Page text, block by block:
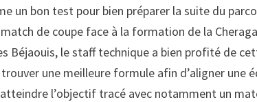
un bon test pour bien préparer la suite du
de coupe face à la formation de la
Béjaouis, le staff technique a bien profité de
une meilleure formule afin d’aligner une
l’objectif tracé avec notamment un